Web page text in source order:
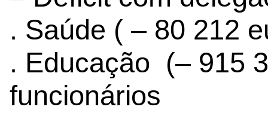
. Saúde ( – 80 212
. Educação (– 915
funcionários